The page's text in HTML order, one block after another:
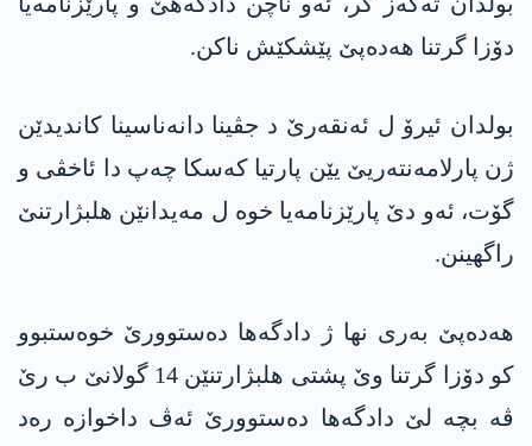
دۆزا گرتنا ھەدەپێ پێشکێش ناکن.
بولدان ئیرۆ ل ئەنقەرێ د جڤینا دانەناسینا کاندیدێن
ژن پارلامەنتەریێ یێن پارتیا کەسکا چەپ دا ئاخڤی و
گۆت، ئەو دێ پارێزنامەیا خوە ل مەیدانێن ھلبژارتنێ
راگھینن.
ھەدەپێ بەری نھا ژ دادگەھا دەستوورێ خوەستبوو
کو دۆزا گرتنا وێ پشتی ھلبژارتنێن 14 گولانێ ب رێ
ڤە بچە لێ دادگەھا دەستوورێ ئەڤ داخوازە رەد